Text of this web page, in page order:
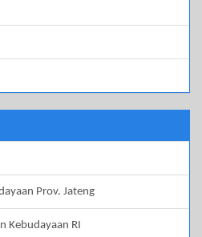
Prov. Jateng
Kebudayaan RI